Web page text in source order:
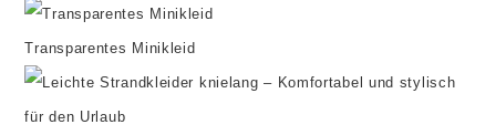
Transparentes Minikleid